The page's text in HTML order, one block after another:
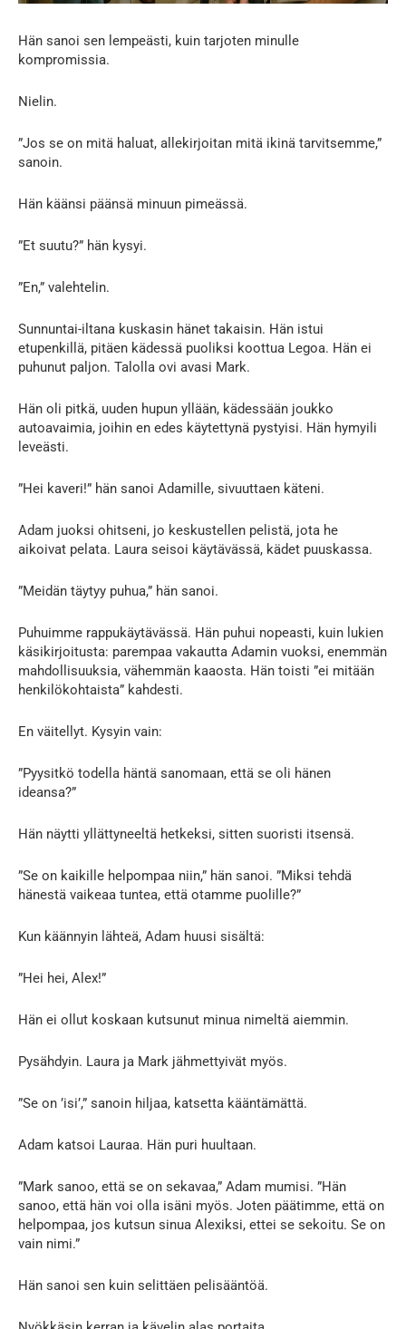
Hän sanoi sen lempeästi, kuin tarjoten minulle
kompromissia.
Nielin.
”Jos se on mitä haluat, allekirjoitan mitä ikinä tarvitsemme,”
sanoin.
Hän käänsi päänsä minuun pimeässä.
”Et suutu?” hän kysyi.
”En,” valehtelin.
Sunnuntai-iltana kuskasin hänet takaisin. Hän istui
etupenkillä, pitäen kädessä puoliksi koottua Legoa. Hän ei
puhunut paljon. Talolla ovi avasi Mark.
Hän oli pitkä, uuden hupun yllään, kädessään joukko
autoavaimia, joihin en edes käytettynä pystyisi. Hän hymyili
leveästi.
”Hei kaveri!” hän sanoi Adamille, sivuuttaen käteni.
Adam juoksi ohitseni, jo keskustellen pelistä, jota he
aikoivat pelata. Laura seisoi käytävässä, kädet puuskassa.
”Meidän täytyy puhua,” hän sanoi.
Puhuimme rappukäytävässä. Hän puhui nopeasti, kuin lukien
käsikirjoitusta: parempaa vakautta Adamin vuoksi, enemmän
mahdollisuuksia, vähemmän kaaosta. Hän toisti ”ei mitään
henkilökohtaista” kahdesti.
En väitellyt. Kysyin vain:
”Pyysitkö todella häntä sanomaan, että se oli hänen
ideansa?”
Hän näytti yllättyneeltä hetkeksi, sitten suoristi itsensä.
”Se on kaikille helpompaa niin,” hän sanoi. ”Miksi tehdä
hänestä vaikeaa tuntea, että otamme puolille?”
Kun käännyin lähteä, Adam huusi sisältä:
”Hei hei, Alex!”
Hän ei ollut koskaan kutsunut minua nimeltä aiemmin.
Pysähdyin. Laura ja Mark jähmettyivät myös.
”Se on ’isi’,” sanoin hiljaa, katsetta kääntämättä.
Adam katsoi Lauraa. Hän puri huultaan.
”Mark sanoo, että se on sekavaa,” Adam mumisi. ”Hän
sanoo, että hän voi olla isäni myös. Joten päätimme, että on
helpompaa, jos kutsun sinua Alexiksi, ettei se sekoitu. Se on
vain nimi.”
Hän sanoi sen kuin selittäen pelisääntöä.